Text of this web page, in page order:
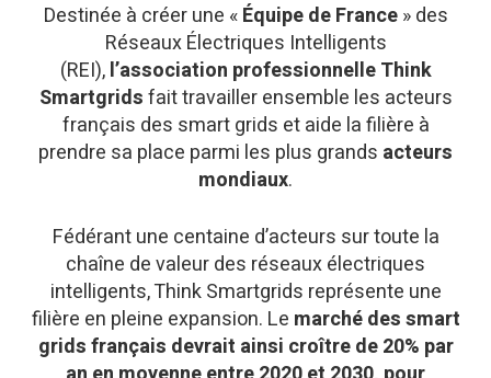
Destinée à créer une «Équipe de France» des
Réseaux Électriques Intelligents
(REI),l’association professionnelle Think
Smartgridsfait travailler ensemble les acteurs
français des smart grids et aide la filière à
prendre sa place parmi les plus grands acteurs
mondiaux.
Fédérant une centaine d’acteurs sur toute la
chaîne de valeur des réseaux électriques
intelligents, Think Smartgrids représente une
filière en pleine expansion. Le marché des smart
grids français devrait ainsi croître de 20% par